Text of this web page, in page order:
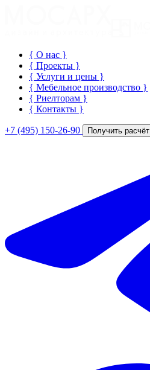
{ О нас }
{ Проекты }
{ Услуги и цены }
{ Мебельное производство }
{ Риелторам }
{ Контакты }
+7 (495) 150-26-90 Получить расчёт